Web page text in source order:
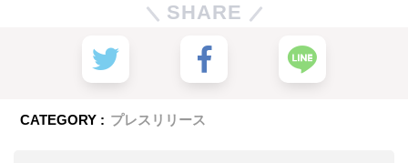
SHARE
CATEGORY : プレスリリース